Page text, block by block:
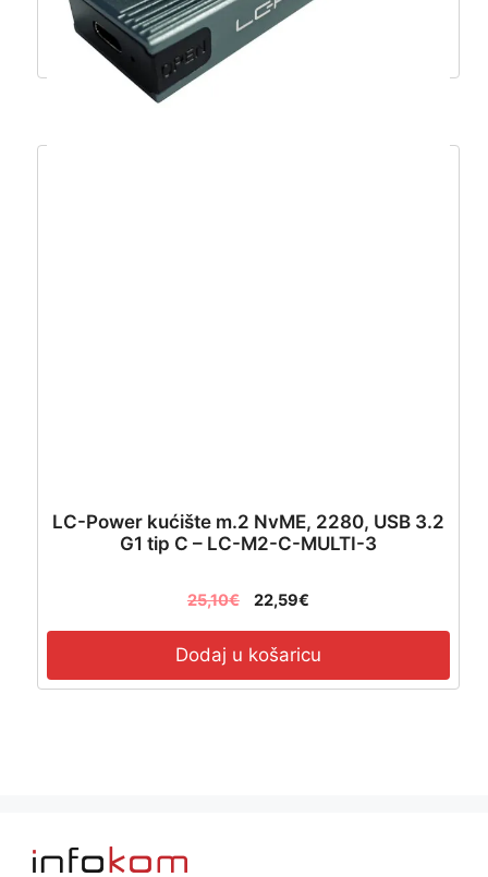
Dodaj u košaricu
LC-Power kućište m.2 NvME, 2280, USB 3.2
G1 tip C – LC-M2-C-MULTI-3
25,10€ 22,59€
Dodaj u košaricu